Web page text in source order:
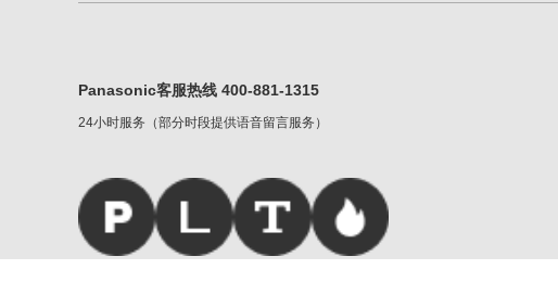
Panasonic客服热线 400-881-1315
24小时服务（部分时段提供语音留言服务）